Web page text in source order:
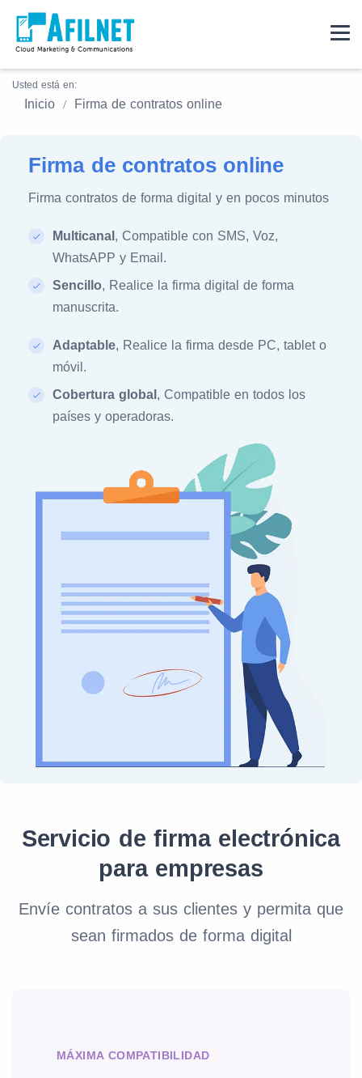
Usted está en:
Inicio Firma de contratos online
Firma de contratos online
Firma contratos de forma digital y en pocos minutos
Multicanal , Compatible con SMS, Voz,
WhatsAPP y Email.
Sencillo, Realice la firma digital de forma
manuscrita.
Adaptable, Realice la firma desde PC, tablet o
móvil.
Cobertura global , Compatible en todos los
países y operadoras.
Servicio de firma electrónica
para empresas
Envíe contratos a sus clientes y permita que
sean firmados de forma digital
MÁXIMA COMPATIBILIDAD